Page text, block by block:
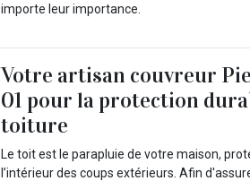
importe leur importance.
Votre artisan couvreur
01 pour la protection
toiture
Le toit est le parapluie de votre maison,
l’intérieur des coups extérieurs. Afin